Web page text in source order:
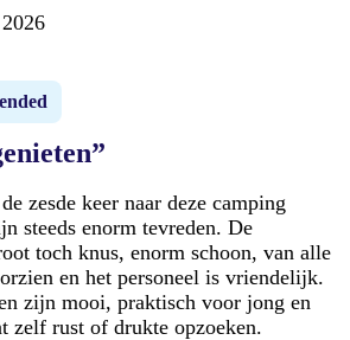
zesde keer naar deze camping
steeds enorm tevreden. De
toch knus, enorm schoon, van alle
en het personeel is vriendelijk.
zijn mooi, praktisch voor jong en
zelf rust of drukte opzoeken.